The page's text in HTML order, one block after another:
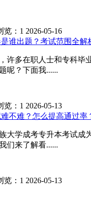
览：1 2026-05-16
谁出题？考试范围全解
许多在职人士和专科
呢？下面我......
览：1 2026-05-13
不难？怎么提高通过率
大学成考专升本考试
们来了解看......
览：1 2026-05-13